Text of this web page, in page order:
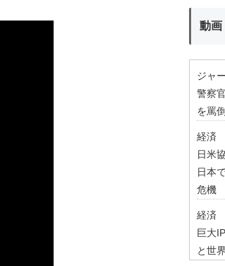
動画
ジャ
警察
を罵
経済
日米
日本
危機
経済
巨大
と世